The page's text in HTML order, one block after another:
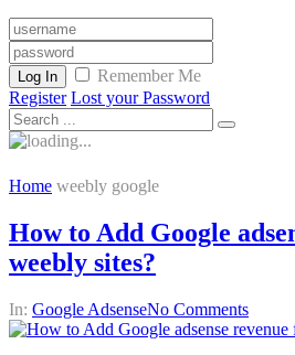
Log In
Remember Me
Register Lost your Password
Home weebly google
How to Add Google
weebly sites?
In: Google AdsenseNo Comments